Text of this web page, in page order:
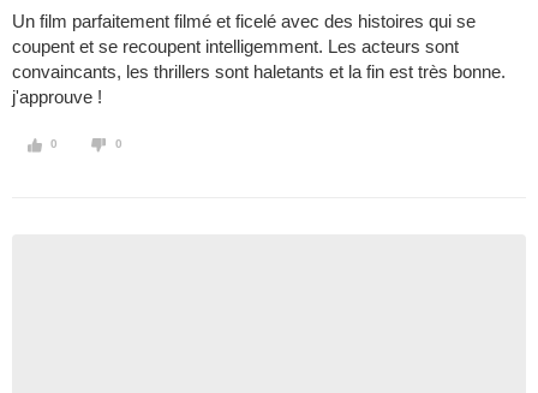
Un film parfaitement filmé et ficelé avec des histoires qui se
coupent et se recoupent intelligemment. Les acteurs sont
convaincants, les thrillers sont haletants et la fin est très bonne.
j'approuve !
0 0